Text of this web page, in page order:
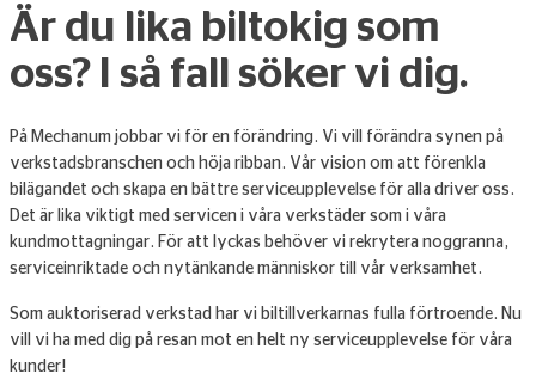
Är du lika biltokig som
oss? I så fall söker vi dig.
På Mechanum jobbar vi för en förändring. Vi vill förändra synen på
verkstadsbranschen och höja ribban. Vår vision om att förenkla
bilägandet och skapa en bättre serviceupplevelse för alla driver oss.
Det är lika viktigt med servicen i våra verkstäder som i våra
kundmottagningar. För att lyckas behöver vi rekrytera noggranna,
serviceinriktade och nytänkande människor till vår verksamhet.
Som auktoriserad verkstad har vi biltillverkarnas fulla förtroende. Nu
vill vi ha med dig på resan mot en helt ny serviceupplevelse för våra
kunder!